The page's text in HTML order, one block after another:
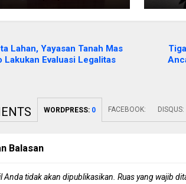
Lahan, Yayasan Tanah Mas
Lakukan Evaluasi Legalitas
WORDPRESS: 0 FACEBOOK: DISQUS:
Balasan
Anda tidak akan dipublikasikan. Ruas yang wajib